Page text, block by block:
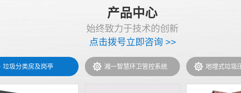
产品中心
始终致力于技术的创新
点击拨号立即咨询 >>
垃圾分类房及岗亭 湘一智慧环卫管控系统 地埋式垃圾